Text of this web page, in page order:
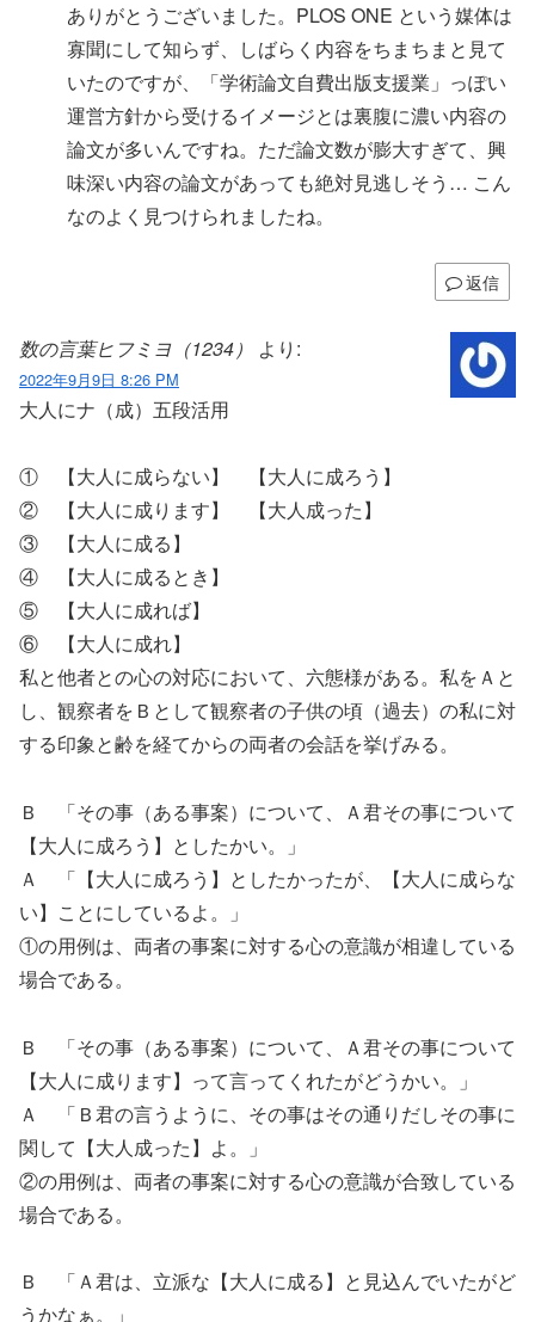
ありがとうございました。PLOS ONE という媒体は
寡聞にして知らず、しばらく内容をちまちまと見て
いたのですが、「学術論文自費出版支援業」っぽい
運営方針から受けるイメージとは裏腹に濃い内容の
論文が多いんですね。ただ論文数が膨大すぎて、興
味深い内容の論文があっても絶対見逃しそう… こん
なのよく見つけられましたね。
返信
数の言葉ヒフミヨ（1234） より:
2022年9月9日 8:26 PM
大人にナ（成）五段活用
① 【大人に成らない】 【大人に成ろう】
② 【大人に成ります】 【大人成った】
③ 【大人に成る】
④ 【大人に成るとき】
⑤ 【大人に成れば】
⑥ 【大人に成れ】
私と他者との心の対応において、六態様がある。私をＡと
し、観察者をＢとして観察者の子供の頃（過去）の私に対
する印象と齢を経てからの両者の会話を挙げみる。
Ｂ 「その事（ある事案）について、Ａ君その事について
【大人に成ろう】としたかい。」
Ａ 「【大人に成ろう】としたかったが、【大人に成らな
い】ことにしているよ。」
①の用例は、両者の事案に対する心の意識が相違している
場合である。
Ｂ 「その事（ある事案）について、Ａ君その事について
【大人に成ります】って言ってくれたがどうかい。」
Ａ 「Ｂ君の言うように、その事はその通りだしその事に
関して【大人成った】よ。」
②の用例は、両者の事案に対する心の意識が合致している
場合である。
Ｂ 「Ａ君は、立派な【大人に成る】と見込んでいたがど
うかなぁ。」